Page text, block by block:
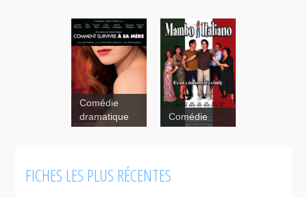
Surviving
Comédie
dramatique
Comédie
FICHES LES PLUS RÉCENTES